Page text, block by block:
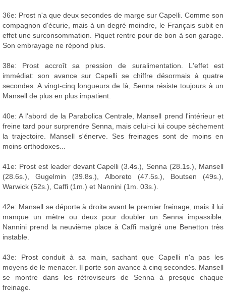
36e: Prost n'a que deux secondes de marge sur Capelli. Comme son
compagnon d'écurie, mais à un degré moindre, le Français subit en
effet une surconsommation. Piquet rentre pour de bon à son garage.
Son embrayage ne répond plus.
38e: Prost accroît sa pression de suralimentation. L'effet est
immédiat: son avance sur Capelli se chiffre désormais à quatre
secondes. A vingt-cinq longueurs de là, Senna résiste toujours à un
Mansell de plus en plus impatient.
40e: A l'abord de la Parabolica Centrale, Mansell prend l'intérieur et
freine tard pour surprendre Senna, mais celui-ci lui coupe sèchement
la trajectoire. Mansell s'énerve. Ses freinages sont de moins en
moins orthodoxes...
41e: Prost est leader devant Capelli (3.4s.), Senna (28.1s.), Mansell
(28.6s.), Gugelmin (39.8s.), Alboreto (47.5s.), Boutsen (49s.),
Warwick (52s.), Caffi (1m.) et Nannini (1m. 03s.).
42e: Mansell se déporte à droite avant le premier freinage, mais il lui
manque un mètre ou deux pour doubler un Senna impassible.
Nannini prend la neuvième place à Caffi malgré une Benetton très
instable.
43e: Prost conduit à sa main, sachant que Capelli n'a pas les
moyens de le menacer. Il porte son avance à cinq secondes. Mansell
se montre dans les rétroviseurs de Senna à presque chaque
freinage.